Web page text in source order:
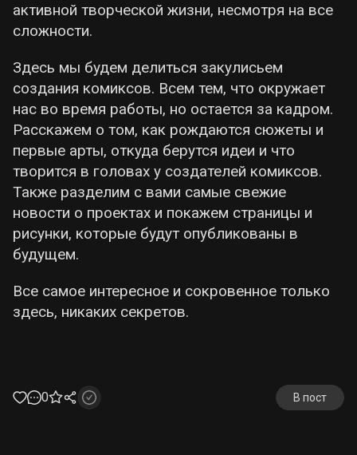
активной творческой жизни, несмотря на все
сложности.
Здесь мы будем делиться закулисьем
создания комиксов. Всем тем, что окружает
нас во время работы, но остается за кадром.
Расскажем о том, как рождаются сюжеты и
первые арты, откуда берутся идеи и что
творится в головах у создателей комиксов.
Также разделим с вами самые свежие
новости о проектах и покажем страницы и
рисунки, которые будут опубликованы в
будущем.
Все самое интересное и сокровенное только
здесь, никаких секретов.
0 В пост